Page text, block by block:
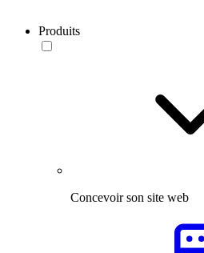
Produits
Concevoir son site web